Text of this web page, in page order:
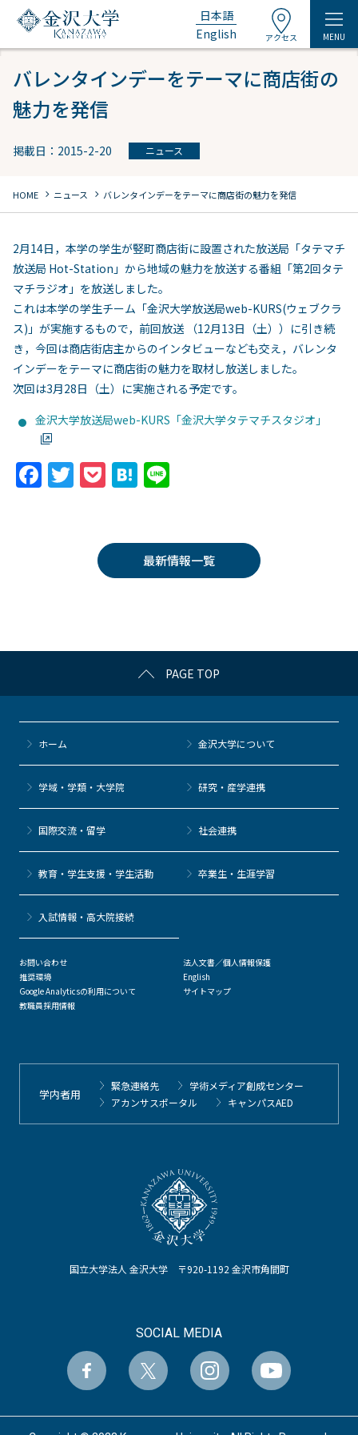
日本語
English
アクセス MENU
バレンタインデーをテーマに商店街の
魅力を発信
掲載日：2015-2-20 ニュース
HOME chevron_right ニュース chevron_right バレンタインデーをテーマに商店街の魅力を発信
2月14日，本学の学生が竪町商店街に設置された放送局「タテマチ
放送局 Hot-Station」から地域の魅力を放送する番組「第2回タテ
マチラジオ」を放送しました。
これは本学の学生チーム「金沢大学放送局web-KURS(ウェブクラ
ス)」が実施するもので，前回放送 （12月13日（土））に引き続
き，今回は商店街店主からのインタビューなども交え，バレンタ
インデーをテーマに商店街の魅力を取材し放送しました。
次回は3月28日（土）に実施される予定です。
金沢大学放送局web-KURS「金沢大学タテマチスタジオ」
F
k
T
er
P
k
et
H
n
a
最新情報一覧
PAGE TOP
国立大学法人 金沢大学 〒920-1192 金沢市角間町
SOCIAL MEDIA
ホーム 金沢大学について
学域・学類・大学院 研究・産学連携
国際交流・留学 社会連携
教育・学生支援・学生活動 卒業生・生涯学習
⼊試情報・高大院接続
お問い合わせ
推奨環境
Google Analyticsの利用について
教職員採用情報
法人文書／個人情報保護
English
サイトマップ
学内者用
緊急連絡先
学術メディア創成センター
アカンサスポータル
キャンパスAED